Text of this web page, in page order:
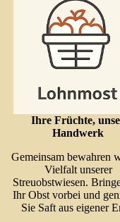
Ihre Früchte,
Handwerk
Gemeinsam bewahren
Vielfalt unserer
Streuobstwiesen.
Ihr Obst vorbei und
Sie Saft aus eigener